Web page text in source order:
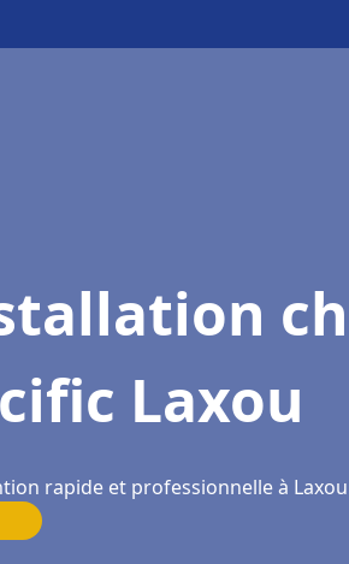
Laxou
rapide et professionnelle à Laxou